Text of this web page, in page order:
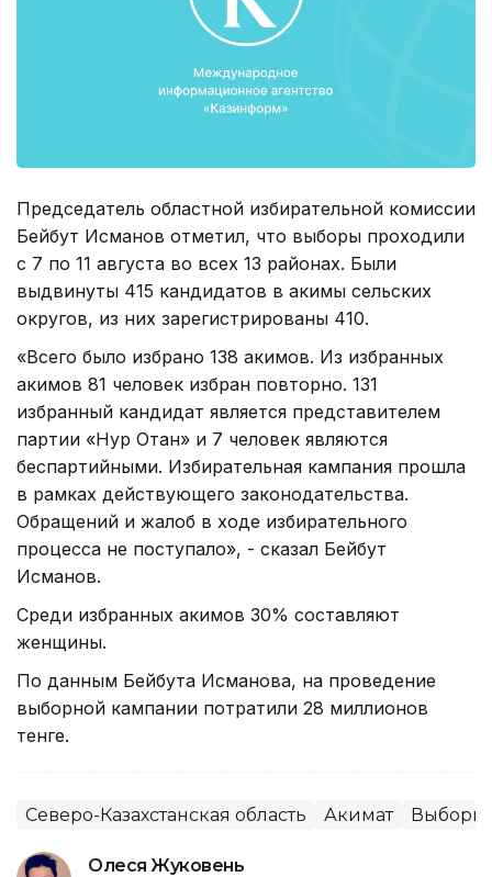
Председатель областной избирательной комиссии
Бейбут Исманов отметил, что выборы проходили
с 7 по 11 августа во всех 13 районах. Были
выдвинуты 415 кандидатов в акимы сельских
округов, из них зарегистрированы 410.
«Всего было избрано 138 акимов. Из избранных
акимов 81 человек избран повторно. 131
избранный кандидат является представителем
партии «Нур Отан» и 7 человек являются
беспартийными. Избирательная кампания прошла
в рамках действующего законодательства.
Обращений и жалоб в ходе избирательного
процесса не поступало», - сказал Бейбут
Исманов.
Среди избранных акимов 30% составляют
женщины.
По данным Бейбута Исманова, на проведение
выборной кампании потратили 28 миллионов
тенге.
Северо-Казахстанская область Акимат Выборы
Олеся Жуковень